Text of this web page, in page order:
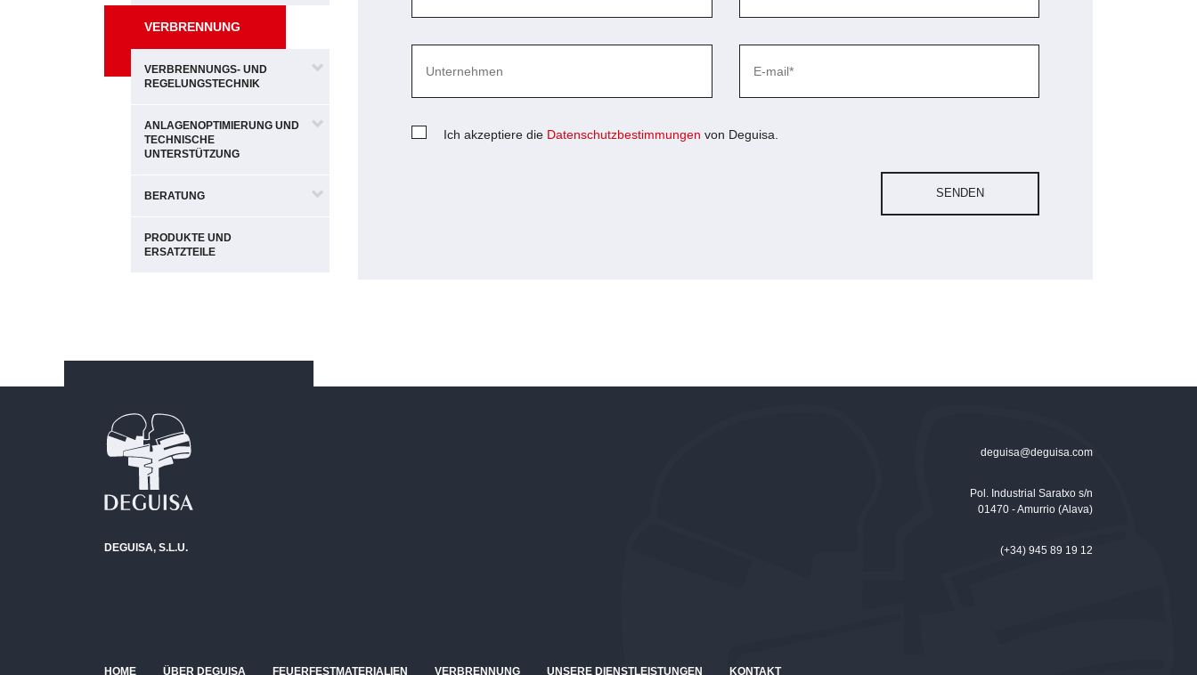
VERBRENNUNG
VERBRENNUNGS- UND
REGELUNGSTECHNIK
ANLAGENOPTIMIERUNG UND
TECHNISCHE
UNTERSTÜTZUNG
BERATUNG
PRODUKTE UND
ERSATZTEILE
Ich akzeptiere die Datenschutzbestimmungen von Deguisa.
DEGUISA, S.L.U.
deguisa@deguisa.com
Pol. Industrial Saratxo s/n
01470 - Amurrio (Alava)
(+34) 945 89 19 12
HOME ÜBER DEGUISA FEUERFESTMATERIALIEN VERBRENNUNG UNSERE DIENSTLEISTUNGEN KONTAKT